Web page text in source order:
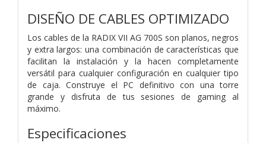
DISEÑO DE CABLES OPTIMIZADO
Los cables de la RADIX VII AG 700S son planos, negros
y extra largos: una combinación de características que
facilitan la instalación y la hacen completamente
versátil para cualquier configuración en cualquier tipo
de caja. Construye el PC definitivo con una torre
grande y disfruta de tus sesiones de gaming al
máximo.
Especificaciones